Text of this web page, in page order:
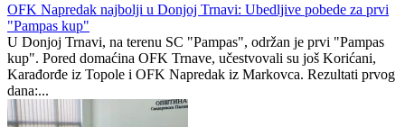
OFK Napredak najbolji u Donjoj Trnavi: Ubedljive pobede za prvi
"Pampas kup"
U Donjoj Trnavi, na terenu SC "Pampas", održan je prvi "Pampas
kup". Pored domaćina OFK Trnave, učestvovali su još Korićani,
Karađorđe iz Topole i OFK Napredak iz Markovca. Rezultati prvog
dana:...